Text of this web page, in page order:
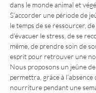
dans le monde animal et
S’accorder une période de
le temps de se ressourcer, de
d'évacuer le stress, de se
même, de prendre soin de
esprit pour retrouver une
Nous proposons un jeûne
permettra, grâce à l’absence
nourriture pendant une